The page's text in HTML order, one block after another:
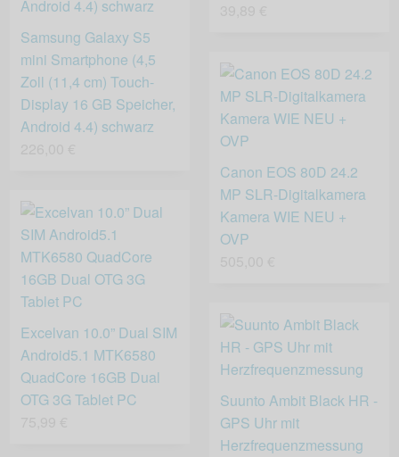
Samsung Galaxy S5
mini Smartphone (4,5
Zoll (11,4 cm) Touch-
Display 16 GB Speicher,
Android 4.4) schwarz
Canon EOS 80D 24.2
MP SLR-Digitalkamera
Kamera WIE NEU +
OVP
Excelvan 10.0” Dual SIM
Android5.1 MTK6580
QuadCore 16GB Dual
OTG 3G Tablet PC
Suunto Ambit Black HR -
GPS Uhr mit
Herzfrequenzmessung